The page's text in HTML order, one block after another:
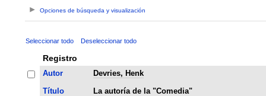
Opciones de búsqueda y visualización
Seleccionar todo Deseleccionar todo
Registro
Autor
Devries, Henk
Título
La autoría de la "Comedia"